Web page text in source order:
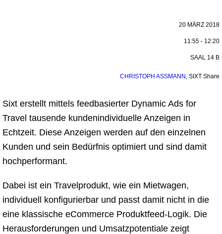
20 MÄRZ 2018
11:55 - 12:20
SAAL 14 B
CHRISTOPH ASSMANN , SIXT Share
Sixt erstellt mittels feedbasierter Dynamic Ads for
Travel tausende kundenindividuelle Anzeigen in
Echtzeit. Diese Anzeigen werden auf den einzelnen
Kunden und sein Bedürfnis optimiert und sind damit
hochperformant.
Dabei ist ein Travelprodukt, wie ein Mietwagen,
individuell konfigurierbar und passt damit nicht in die
eine klassische eCommerce Produktfeed-Logik. Die
Herausforderungen und Umsatzpotentiale zeigt